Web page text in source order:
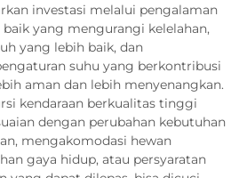
investasi melalui pengalaman
yang mengurangi kelelahan,
yang lebih baik, dan
suhu yang berkontribusi
aman dan lebih menyenangkan.
kendaraan berkualitas tinggi
dengan perubahan kebutuhan
mengakomodasi hewan
gaya hidup, atau persyaratan